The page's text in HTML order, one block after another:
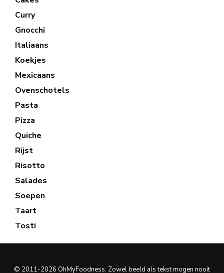
Curry
Gnocchi
Italiaans
Koekjes
Mexicaans
Ovenschotels
Pasta
Pizza
Quiche
Rijst
Risotto
Salades
Soepen
Taart
Tosti
© 2011-2026 OhMyFoodness. Zowel beeld als tekst mogen nooit